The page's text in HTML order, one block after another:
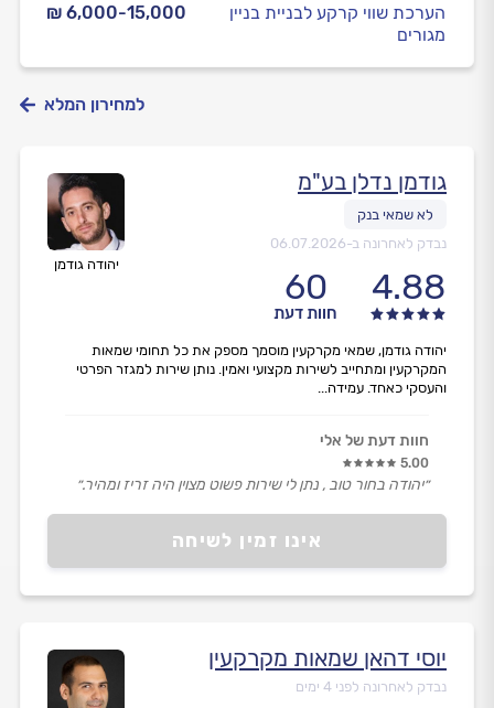
₪ 6,000-15,000
הערכת שווי קרקע לבניית בניין
מגורים
למחירון המלא
יהודה גודמן
גודמן נדלן בע"מ
נבדק לאחרונה ב-06.07.2026
4.88
60
חוות דעת
אינו זמין לשיחה
יהודה גודמן, שמאי מקרקעין מוסמך מספק את כל תחומי שמאות
המקרקעין ומתחייב לשירות מקצועי ואמין. נותן שירות למגזר הפרטי
והעסקי כאחד. עמידה...
חוות דעת של אלי
5.00
״יהודה בחור טוב , נתן לי שירות פשוט מצוין היה זריז ומהיר.״
יוסי דהאן שמאות מקרקעין
נבדק לאחרונה לפני 4 ימים